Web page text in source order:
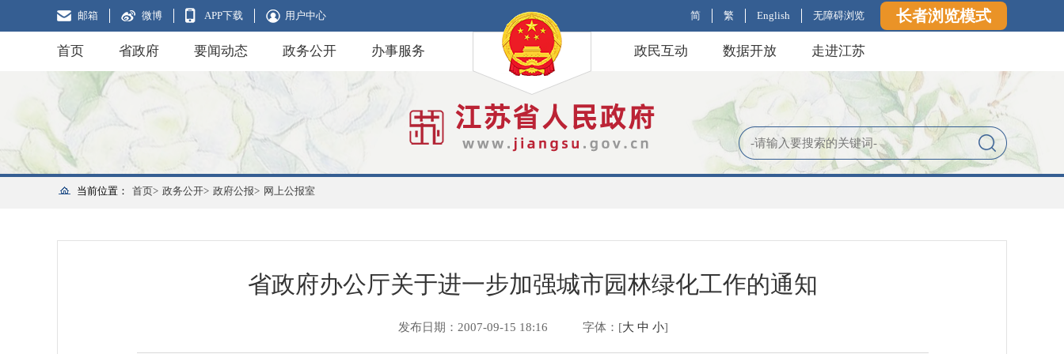
邮箱 微博 APP下载 用户中心 简 繁 English 无障碍浏览 长者浏览模式
首页 省政府 要闻动态 政务公开 办事服务 政民互动 数据开放 走进江苏
当前位置： 首页> 政务公开> 政府公报> 网上公报室
省政府办公厅关于进一步加强城市园林绿化工作的通知
发布日期：2007-09-15 18:16 字体：[大 中 小]